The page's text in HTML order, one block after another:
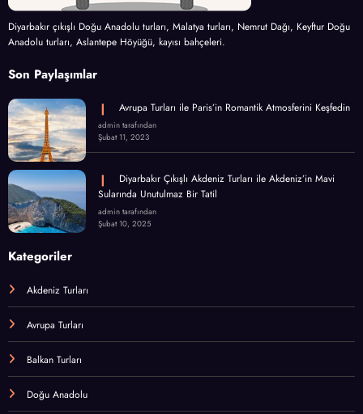
Diyarbakır çıkışlı Doğu Anadolu turları, Malatya turları, Nemrut Dağı, Keyftur Doğu
Anadolu turları, Aslantepe Höyüğü, kayısı bahçeleri.
Son Paylaşımlar
Avrupa Turları ile Paris’in Romantik Atmosferini Keşfedin
admin tarafından
Şubat 11, 2023
Diyarbakır Çıkışlı Akdeniz Turları ile Akdeniz’in Mavi
Sularında Unutulmaz Bir Tatil
admin tarafından
Şubat 10, 2025
Kategoriler
Akdeniz Turları
Avrupa Turları
Balkan Turları
Doğu Anadolu